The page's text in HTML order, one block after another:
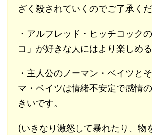
ざく殺されていくのでご了承くだ
・アルフレッド・ヒッチコック
コ」が好きな人にはより楽しめる
・主人公のノーマン・ベイツと
マ・ベイツは情緒不安定で感情
きいです。
(いきなり激怒して暴れたり、物